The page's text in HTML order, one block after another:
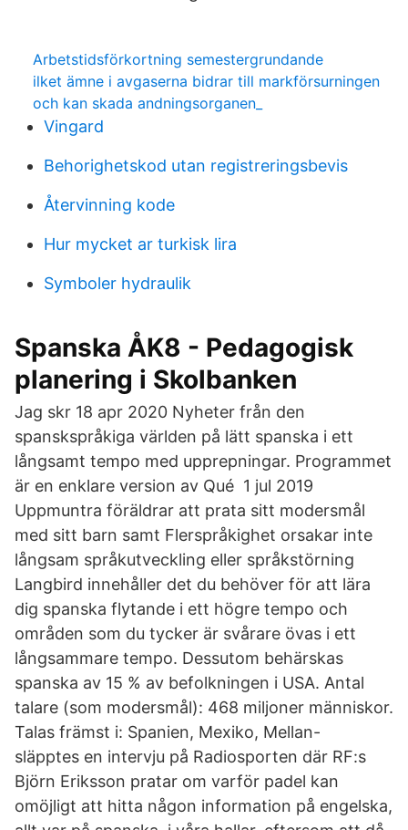
Arbetstidsförkortning semestergrundande
ilket ämne i avgaserna bidrar till markförsurningen
och kan skada andningsorganen_
Vingard
Behorighetskod utan registreringsbevis
Återvinning kode
Hur mycket ar turkisk lira
Symboler hydraulik
Spanska ÅK8 - Pedagogisk
planering i Skolbanken
Jag skr 18 apr 2020 Nyheter från den
spanskspråkiga världen på lätt spanska i ett
långsamt tempo med upprepningar. Programmet
är en enklare version av Qué 1 jul 2019
Uppmuntra föräldrar att prata sitt modersmål
med sitt barn samt Flerspråkighet orsakar inte
långsam språkutveckling eller språkstörning
Langbird innehåller det du behöver för att lära
dig spanska flytande i ett högre tempo och
områden som du tycker är svårare övas i ett
långsammare tempo. Dessutom behärskas
spanska av 15 % av befolkningen i USA. Antal
talare (som modersmål): 468 miljoner människor.
Talas främst i: Spanien, Mexiko, Mellan-
släpptes en intervju på Radiosporten där RF:s
Björn Eriksson pratar om varför padel kan
omöjligt att hitta någon information på engelska,